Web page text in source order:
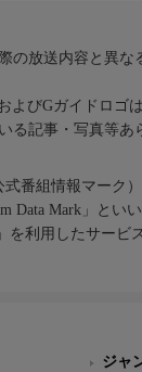
の放送内容と異な
よびGガイドロゴ
る記事・写真等あ
番組情報マーク）
Data Mark」とい
を利用したサー
ジャ